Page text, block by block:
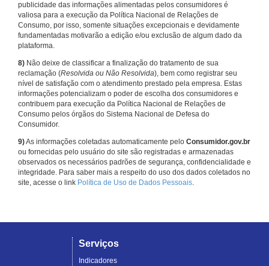
publicidade das informações alimentadas pelos consumidores é
valiosa para a execução da Política Nacional de Relações de
Consumo, por isso, somente situações excepcionais e devidamente
fundamentadas motivarão a edição e/ou exclusão de algum dado da
plataforma.
8) Não deixe de classificar a finalização do tratamento de sua
reclamação (Resolvida ou Não Resolvida), bem como registrar seu
nível de satisfação com o atendimento prestado pela empresa. Estas
informações potencializam o poder de escolha dos consumidores e
contribuem para execução da Política Nacional de Relações de
Consumo pelos órgãos do Sistema Nacional de Defesa do
Consumidor.
9)As informações coletadas automaticamente pelo Consumidor.gov.br
ou fornecidas pelo usuário do site são registradas e armazenadas
observados os necessários padrões de segurança, confidencialidade e
integridade. Para saber mais a respeito do uso dos dados coletados no
site, acesse o link Política de Uso de Dados Pessoais.
Serviços
Indicadores